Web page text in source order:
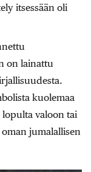
itsessään oli
on lainattu
kuolemaa
valoon tai
jumalallisen